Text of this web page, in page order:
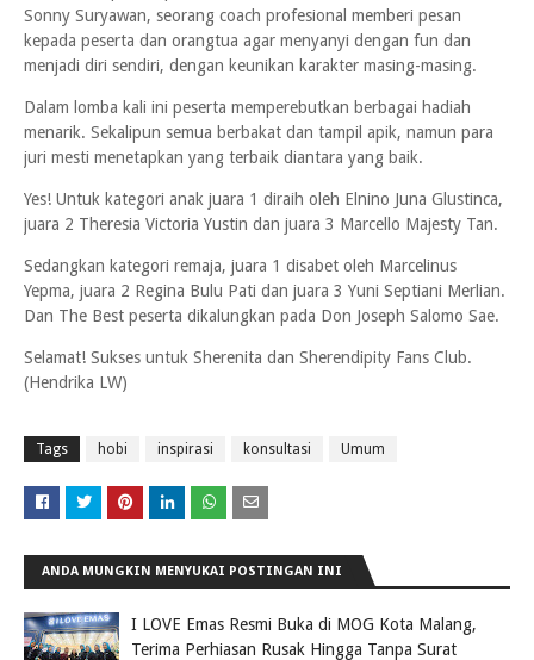
Sonny Suryawan, seorang coach profesional memberi pesan
kepada peserta dan orangtua agar menyanyi dengan fun dan
menjadi diri sendiri, dengan keunikan karakter masing-masing.
Dalam lomba kali ini peserta memperebutkan berbagai hadiah
menarik. Sekalipun semua berbakat dan tampil apik, namun para
juri mesti menetapkan yang terbaik diantara yang baik.
Yes! Untuk kategori anak juara 1 diraih oleh Elnino Juna Glustinca,
juara 2 Theresia Victoria Yustin dan juara 3 Marcello Majesty Tan.
Sedangkan kategori remaja, juara 1 disabet oleh Marcelinus
Yepma, juara 2 Regina Bulu Pati dan juara 3 Yuni Septiani Merlian.
Dan The Best peserta dikalungkan pada Don Joseph Salomo Sae.
Selamat! Sukses untuk Sherenita dan Sherendipity Fans Club.
(Hendrika LW)
Tags hobi inspirasi konsultasi Umum
ANDA MUNGKIN MENYUKAI POSTINGAN INI
I LOVE Emas Resmi Buka di MOG Kota Malang,
Terima Perhiasan Rusak Hingga Tanpa Surat